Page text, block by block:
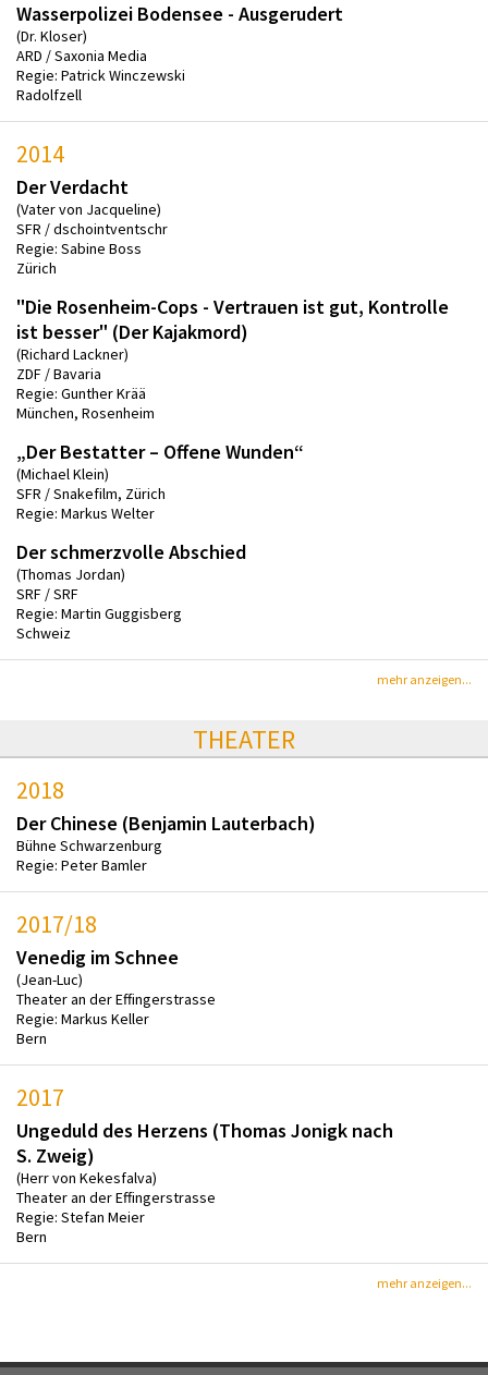
Wasserpolizei Bodensee - Ausgerudert
(Dr. Kloser)
ARD / Saxonia Media
Regie: Patrick Winczewski
Radolfzell
2014
Der Verdacht
(Vater von Jacqueline)
SFR / dschointventschr
Regie: Sabine Boss
Zürich
"Die Rosenheim-Cops - Vertrauen ist gut, Kontrolle
ist besser" (Der Kajakmord)
(Richard Lackner)
ZDF / Bavaria
Regie: Gunther Krää
München, Rosenheim
„Der Bestatter – Offene Wunden“
(Michael Klein)
SFR / Snakefilm, Zürich
Regie: Markus Welter
Der schmerzvolle Abschied
(Thomas Jordan)
SRF / SRF
Regie: Martin Guggisberg
Schweiz
mehr anzeigen...
THEATER
2018
Der Chinese (Benjamin Lauterbach)
Bühne Schwarzenburg
Regie: Peter Bamler
2017/18
Venedig im Schnee
(Jean-Luc)
Theater an der Effingerstrasse
Regie: Markus Keller
Bern
2017
Ungeduld des Herzens (Thomas Jonigk nach
S. Zweig)
(Herr von Kekesfalva)
Theater an der Effingerstrasse
Regie: Stefan Meier
Bern
mehr anzeigen...